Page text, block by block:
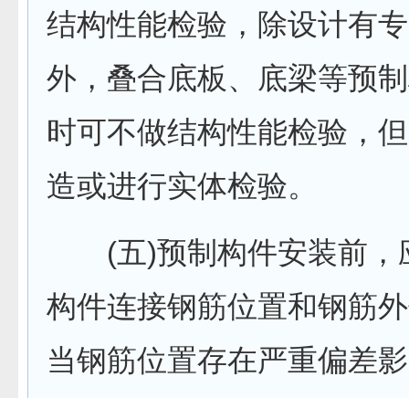
结构性能检验，除设计有
外，叠合底板、底梁等预
时可不做结构性能检验，
造或进行实体检验。
(五)预制构件安装前，
构件连接钢筋位置和钢筋
当钢筋位置存在严重偏差